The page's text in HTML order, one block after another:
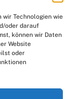
wir Technologien wie
oder darauf
können wir Daten
Website
oder